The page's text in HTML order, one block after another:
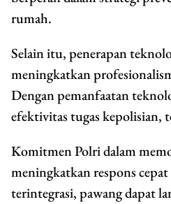
rumah.
Selain itu, penerapan
meningkatkan
Dengan pemanfaatan
efektivitas tugas kepolisian,
Komitmen Polri dalam
meningkatkan respons
terintegrasi, pawang dapat